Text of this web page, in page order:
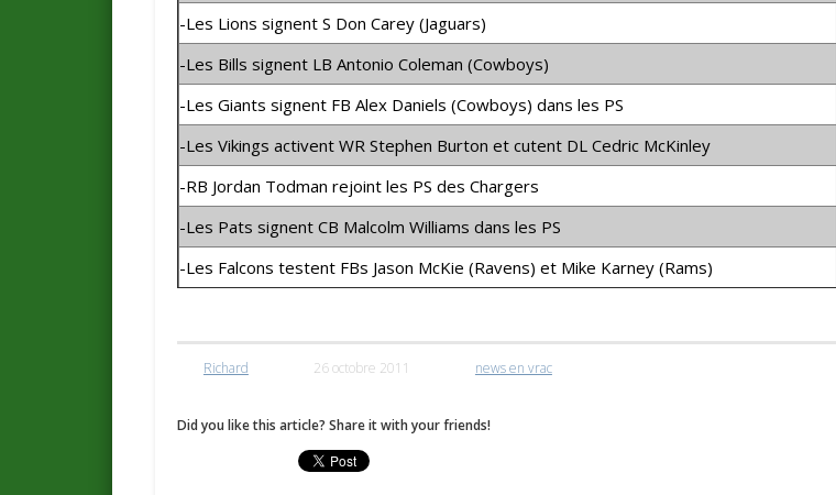
-Les Lions signent S Don Carey (Jaguars)
-Les Bills signent LB Antonio Coleman (Cowboys)
-Les Giants signent FB Alex Daniels (Cowboys) dans les PS
-Les Vikings activent WR Stephen Burton et cutent DL Cedric McKinley
-RB Jordan Todman rejoint les PS des Chargers
-Les Pats signent CB Malcolm Williams dans les PS
-Les Falcons testent FBs Jason McKie (Ravens) et Mike Karney (Rams)
Richard 26 octobre 2011 news en vrac
Did you like this article? Share it with your friends!